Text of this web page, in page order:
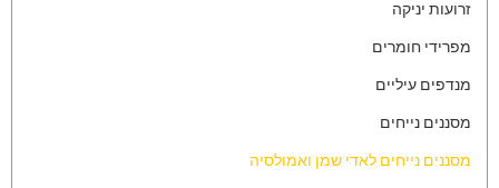
זרועות יניקה
מפרידי חומרים
מנדפים עיליים
מסננים נייחים
מסננים נייחים לאדי שמן ואמולסיה